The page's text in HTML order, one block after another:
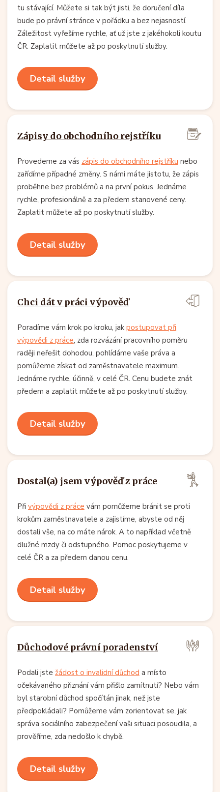
tu stávající. Můžete si tak být jisti, že doručení díla
bude po právní stránce v pořádku a bez nejasností.
Záležitost vyřešíme rychle, ať už jste z jakéhokoli koutu
ČR. Zaplatit můžete až po poskytnutí služby.
Detail služby
Zápisy do obchodního rejstříku
Provedeme za vás zápis do obchodního rejstříku nebo
zařídíme případné změny. S námi máte jistotu, že zápis
proběhne bez problémů a na první pokus. Jednáme
rychle, profesionálně a za předem stanovené ceny.
Zaplatit můžete až po poskytnutí služby.
Detail služby
Chci dát v práci výpověď
Poradíme vám krok po kroku, jak postupovat při
výpovědi z práce, zda rozvázání pracovního poměru
raději neřešit dohodou, pohlídáme vaše práva a
pomůžeme získat od zaměstnavatele maximum.
Jednáme rychle, účinně, v celé ČR. Cenu budete znát
předem a zaplatit můžete až po poskytnutí služby.
Detail služby
Dostal(a) jsem výpověď z práce
Při výpovědi z práce vám pomůžeme bránit se proti
krokům zaměstnavatele a zajistíme, abyste od něj
dostali vše, na co máte nárok. A to například včetně
dlužné mzdy či odstupného. Pomoc poskytujeme v
celé ČR a za předem danou cenu.
Detail služby
Důchodové právní poradenství
Podali jste žádost o invalidní důchod a místo
očekávaného přiznání vám přišlo zamítnutí? Nebo vám
byl starobní důchod spočítán jinak, než jste
předpokládali? Pomůžeme vám zorientovat se, jak
správa sociálního zabezpečení vaši situaci posoudila, a
prověříme, zda nedošlo k chybě.
Detail služby